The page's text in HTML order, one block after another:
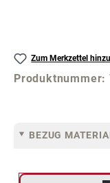
Zum Merkzettel
Produktnummer:
BEZUG